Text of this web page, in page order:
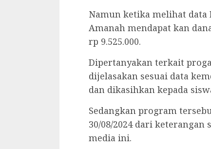
Namun ketika melihat data
Amanah mendapat kan
rp 9.525.000.
Dipertanyakan terkait
dijelasakan sesuai data
dan dikasihkan kepada
Sedangkan program
30/08/2024 dari
media ini.